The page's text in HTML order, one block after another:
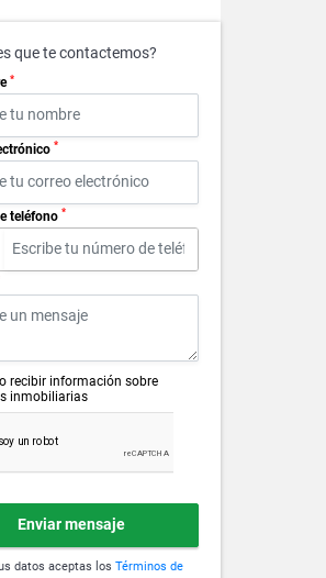
que te contactemos?
*
*
teléfono *
recibir información sobre
inmobiliarias
Enviar mensaje
datos aceptas los Términos de